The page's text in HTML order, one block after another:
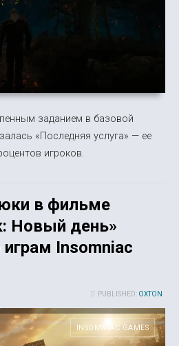
заданием в базовой
«Последняя услуга» — ее
игроков.
в фильме
Новый день»
Insomniac
PUBLISHED: OXTON
INSOMNIAC GAMES